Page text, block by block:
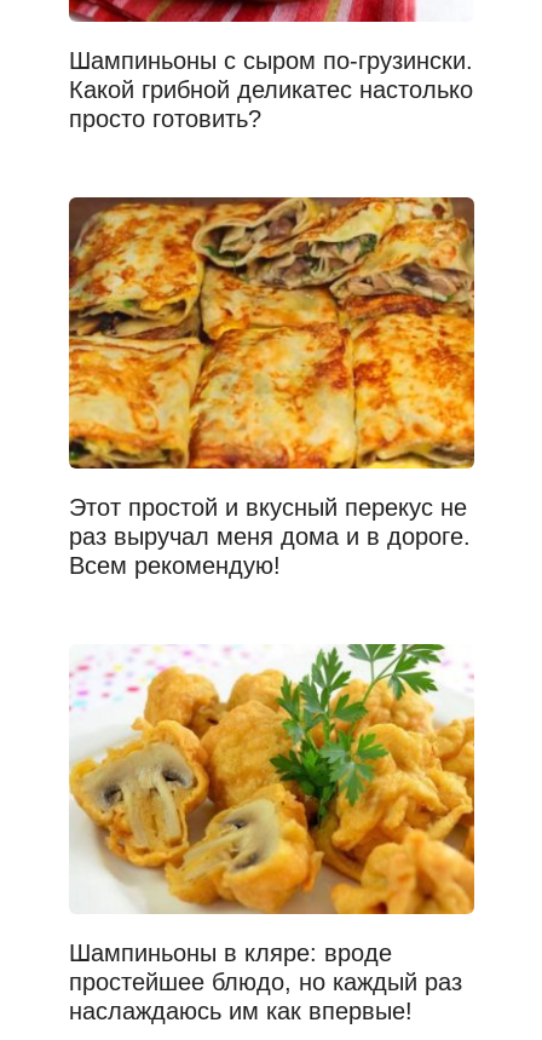
Шампиньоны с сыром по-грузински.
Какой грибной деликатес настолько
просто готовить?
Этот простой и вкусный перекус не
раз выручал меня дома и в дороге.
Всем рекомендую!
Шампиньоны в кляре: вроде
простейшее блюдо, но каждый раз
наслаждаюсь им как впервые!